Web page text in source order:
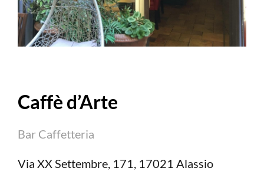
Caffè d’Arte
Bar Caffetteria
Via XX Settembre, 171, 17021 Alassio